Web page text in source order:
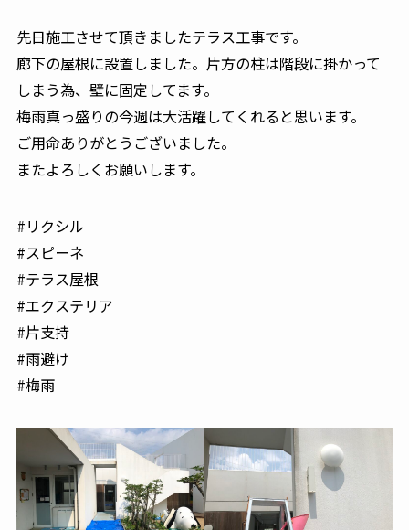
先日施工させて頂きましたテラス工事です。
廊下の屋根に設置しました。片方の柱は階段に掛かって
しまう為、壁に固定してます。
梅雨真っ盛りの今週は大活躍してくれると思います。
ご用命ありがとうございました。
またよろしくお願いします。
#リクシル
#スピーネ
#テラス屋根
#エクステリア
#片支持
#雨避け
#梅雨